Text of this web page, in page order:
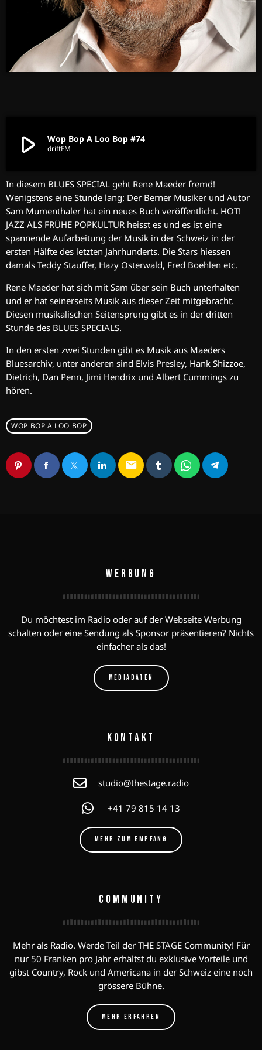
play_arrow Wop Bop A Loo Bop #74
driftFM
In diesem BLUES SPECIAL geht Rene Maeder fremd!
Wenigstens eine Stunde lang: Der Berner Musiker und Autor
Sam Mumenthaler hat ein neues Buch veröffentlicht. HOT!
JAZZ ALS FRÜHE POPKULTUR heisst es und es ist eine
spannende Aufarbeitung der Musik in der Schweiz in der
ersten Hälfte des letzten Jahrhunderts. Die Stars hiessen
damals Teddy Stauffer, Hazy Osterwald, Fred Boehlen etc.
Rene Maeder hat sich mit Sam über sein Buch unterhalten
und er hat seinerseits Musik aus dieser Zeit mitgebracht.
Diesen musikalischen Seitensprung gibt es in der dritten
Stunde des BLUES SPECIALS.
In den ersten zwei Stunden gibt es Musik aus Maeders
Bluesarchiv, unter anderen sind Elvis Presley, Hank Shizzoe,
Dietrich, Dan Penn, Jimi Hendrix und Albert Cummings zu
hören.
WOP BOP A LOO BOP
email
WERBUNG
Du möchtest im Radio oder auf der Webseite Werbung
schalten oder eine Sendung als Sponsor präsentieren? Nichts
einfacher als das!
MEDIADATEN
KONTAKT
studio@thestage.radio
+41 79 815 14 13
MEHR ZUM EMPFANG
COMMUNITY
Mehr als Radio. Werde Teil der THE STAGE Community! Für
nur 50 Franken pro Jahr erhältst du exklusive Vorteile und
gibst Country, Rock und Americana in der Schweiz eine noch
grössere Bühne.
MEHR ERFAHREN